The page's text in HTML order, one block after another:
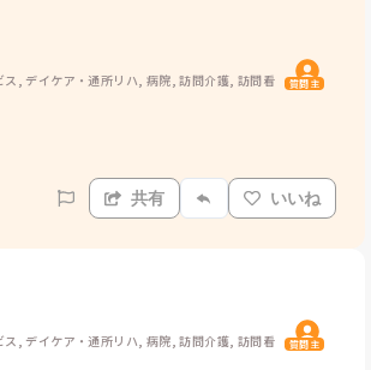
, デイケア・通所リハ, 病院, 訪問介護, 訪問看 質問主
共有 いいね
, デイケア・通所リハ, 病院, 訪問介護, 訪問看 質問主